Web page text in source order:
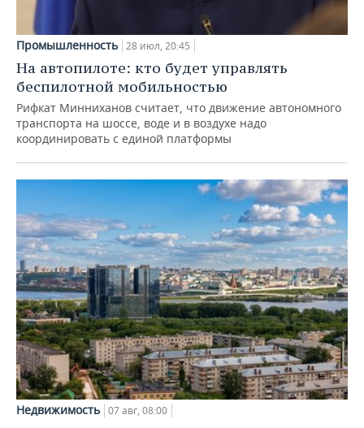
Промышленность 28 июл, 20:45
На автопилоте: кто будет управлять
беспилотной мобильностью
Рифкат Минниханов считает, что движение автономного
транспорта на шоссе, воде и в воздухе надо
координировать с единой платформы
Недвижимость 07 авг, 08:00